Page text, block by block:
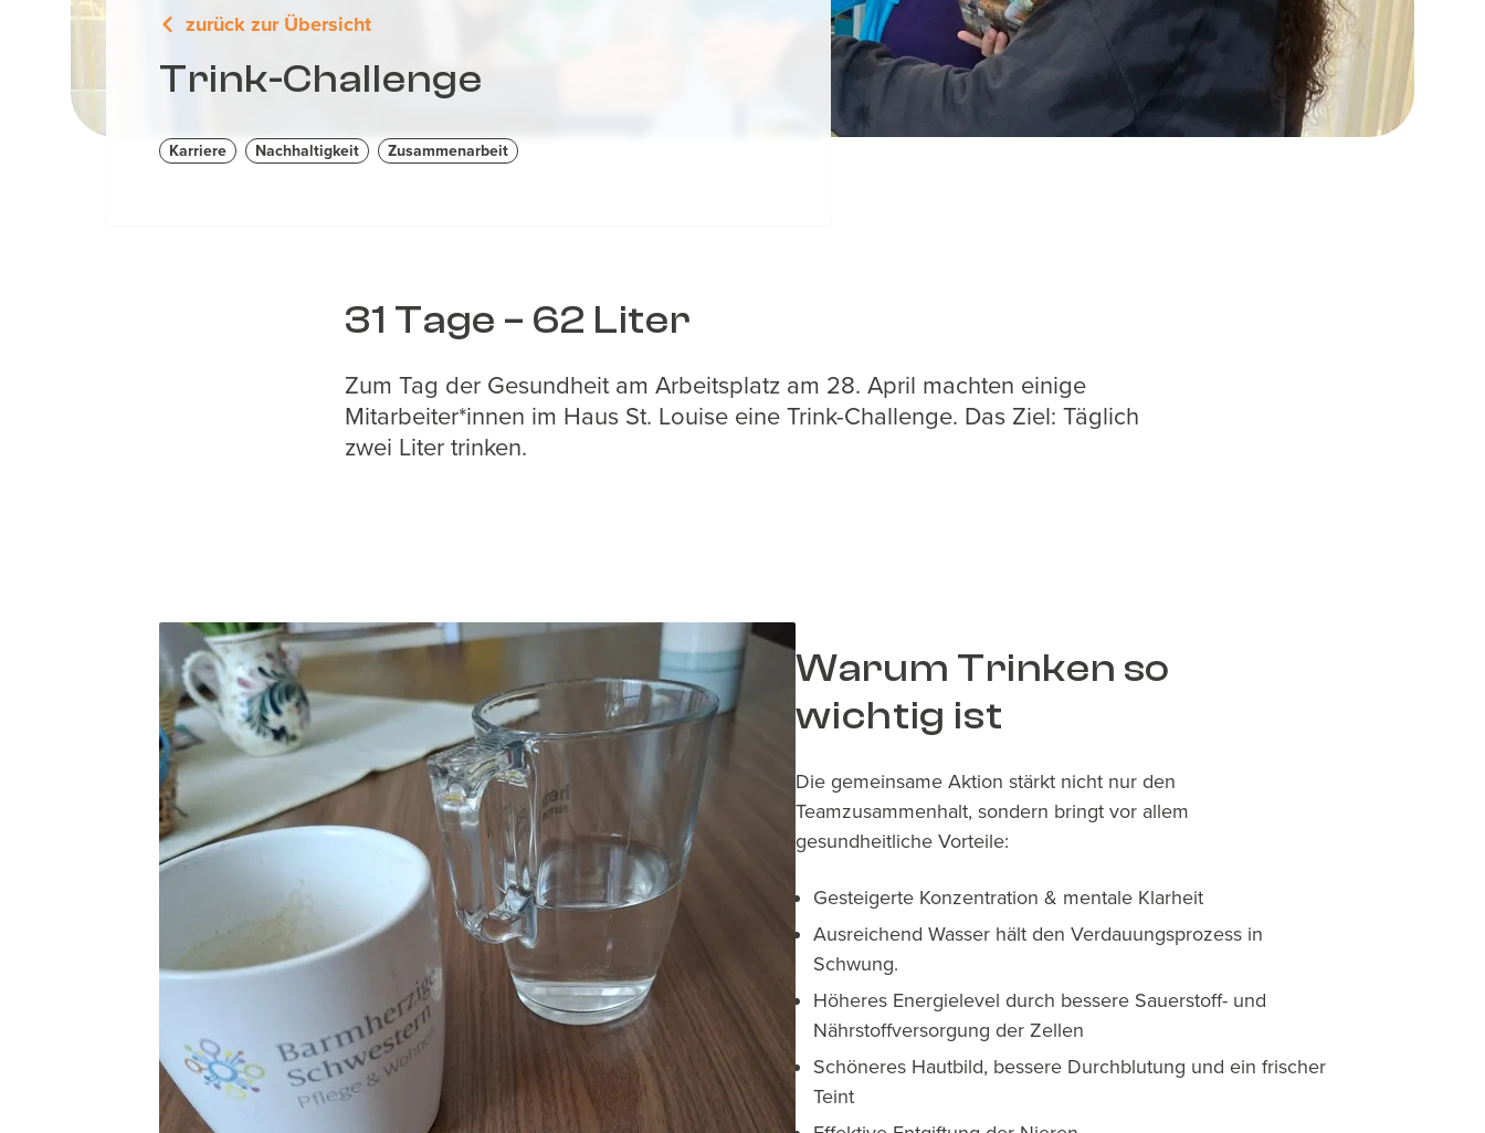
zurück zur Übersicht
Trink-Challenge
Karriere Nachhaltigkeit Zusammenarbeit
31 Tage – 62 Liter
Zum Tag der Gesundheit am Arbeitsplatz am 28. April machten einige
Mitarbeiter*innen im Haus St. Louise eine Trink-Challenge. Das Ziel: Täglich
zwei Liter trinken.
Warum Trinken so
wichtig ist
Die gemeinsame Aktion stärkt nicht nur den
Teamzusammenhalt, sondern bringt vor allem
gesundheitliche Vorteile:
Gesteigerte Konzentration & mentale Klarheit
Ausreichend Wasser hält den Verdauungsprozess in
Schwung.
Höheres Energielevel durch bessere Sauerstoff- und
Nährstoffversorgung der Zellen
Schöneres Hautbild, bessere Durchblutung und ein frischer
Teint